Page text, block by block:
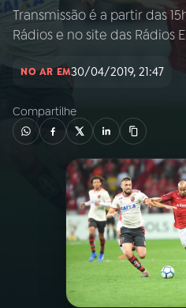
01INÍCIO
03PROGRAMAÇÃO
PROGRAMAS
PODCASTS
VIDEOCASTS
Transmissão é a partir das
Rádios e no site das Rádios
NO AR EM30/04/2019, 21:47
Compartilhe